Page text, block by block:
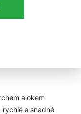
-Ceramic Hot
a okem
a snadné